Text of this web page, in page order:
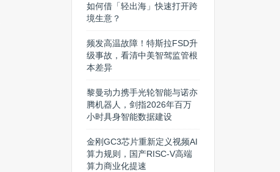
如何借「轻出海」快速打开跨
境生意？
频发高温故障！特斯拉FSD升
级事故，看清中美智驾监管根
本差异
黎曼动力携手光轮智能与诺亦
腾机器人，剑指2026年百万
小时具身智能数据建设
金刚GC3芯片重新定义视频AI
算力规则，国产RISC-V高端
算力商业化提速